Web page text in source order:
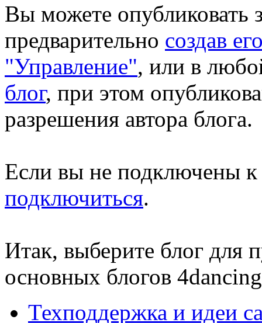
Вы можете опубликовать
предварительно создав
"Управление", или в
блог, при этом
разрешения автора блога.
Если вы не подключены к
подключиться.
Итак, выберите блог для
основных блогов
Техподдержка и идеи